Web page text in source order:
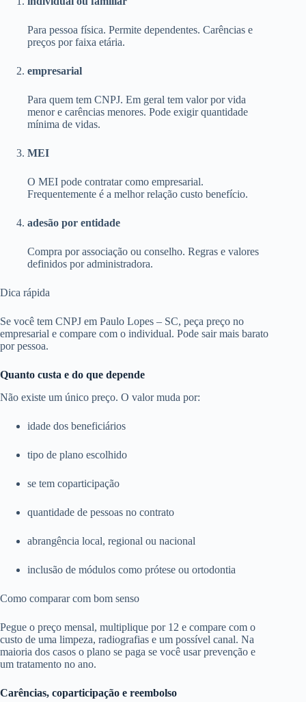
Para pessoa física. Permite dependentes. Carências e
preços por faixa etária.
empresarial
Para quem tem CNPJ. Em geral tem valor por vida
menor e carências menores. Pode exigir quantidade
mínima de vidas.
MEI
O MEI pode contratar como empresarial.
Frequentemente é a melhor relação custo benefício.
adesão por entidade
Compra por associação ou conselho. Regras e valores
definidos por administradora.
Dica rápida
Se você tem CNPJ em Paulo Lopes – SC, peça preço no
empresarial e compare com o individual. Pode sair mais barato
por pessoa.
Quanto custa e do que depende
Não existe um único preço. O valor muda por:
idade dos beneficiários
tipo de plano escolhido
se tem coparticipação
quantidade de pessoas no contrato
abrangência local, regional ou nacional
inclusão de módulos como prótese ou ortodontia
Como comparar com bom senso
Pegue o preço mensal, multiplique por 12 e compare com o
custo de uma limpeza, radiografias e um possível canal. Na
maioria dos casos o plano se paga se você usar prevenção e
um tratamento no ano.
Carências, coparticipação e reembolso